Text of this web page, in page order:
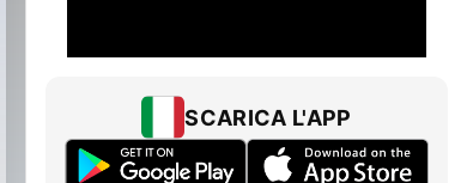
SCARICA L'APP